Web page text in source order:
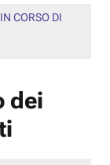
CORSO DI
dei